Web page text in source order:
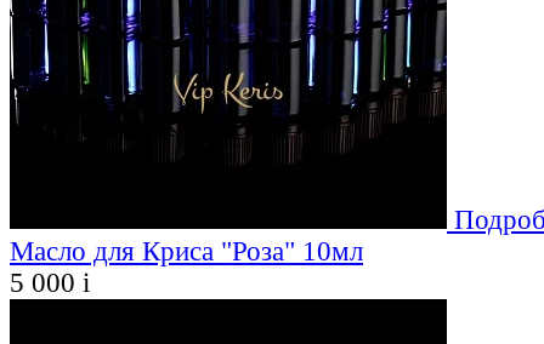
Масло для Криса "Роза" 10мл
5 000 i